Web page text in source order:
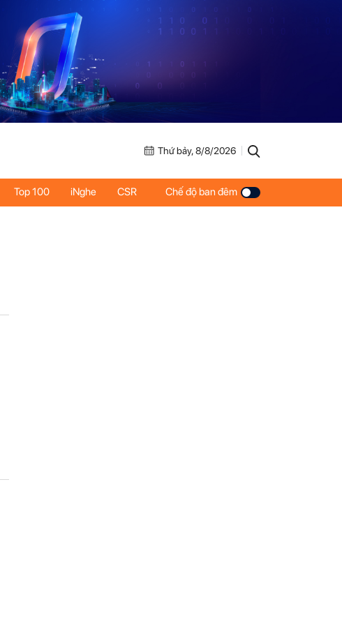
Thứ bảy, 8/8/2026
Top 100 iNghe CSR Chế độ ban đêm